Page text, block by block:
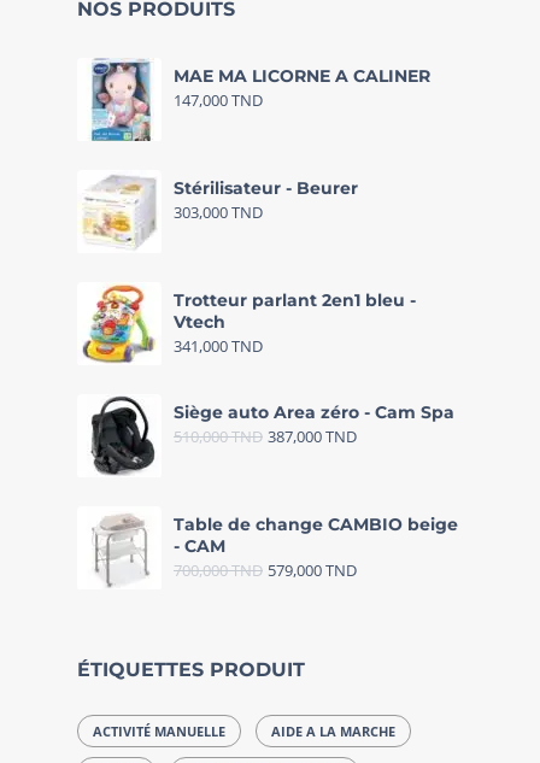
NOS PRODUITS
MAE MA LICORNE A CALINER
147,000TND
Stérilisateur - Beurer
303,000TND
Trotteur parlant 2en1 bleu -
Vtech
341,000TND
Siège auto Area zéro - Cam Spa
510,000TND 387,000TND
Table de change CAMBIO beige
- CAM
700,000TND 579,000TND
ÉTIQUETTES PRODUIT
ACTIVITÉ MANUELLE AIDE A LA MARCHE